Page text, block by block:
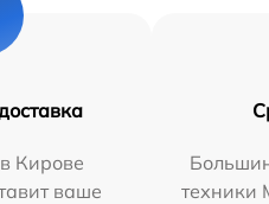
Кирове
ваше
техники